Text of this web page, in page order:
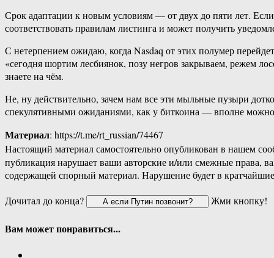
Срок адаптации к новым условиям — от двух до пяти лет.
соответствовать правилам листинга и может получить
С нетерпением ожидаю, когда Nasdaq от этих полумер
«сегодня шортим лесбиянок, позу негров закрываем, режем
знаете на чём.
Не, ну действительно, зачем нам все эти мыльные пузыри
спекулятивными ожиданиями, как у биткоина — вполне можно
Материал: https://t.me/rt_russian/74467
Настоящий материал самостоятельно опубликован в нашем
публикация нарушает ваши авторские и/или смежные права,
содержащей спорный материал. Нарушение будет в
Дочитал до конца?
Жми кнопку!
Вам может понравиться...